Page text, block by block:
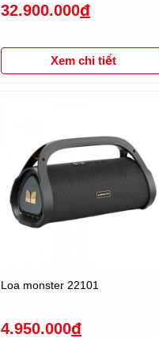
32.900.000đ
Xem chi tiết
Loa monster 22101
4.950.000đ